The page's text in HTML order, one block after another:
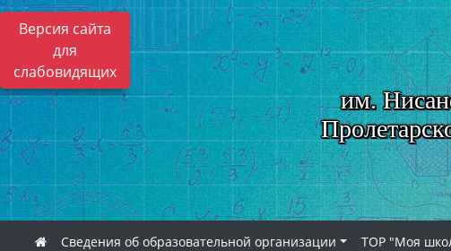
Версия сайта
для
слабовидящих
им.
Сведения об образовательной организации ТОР "Моя